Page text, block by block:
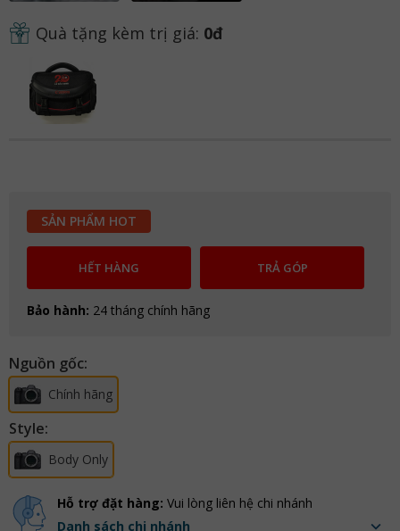
Quà tặng kèm trị giá: 0đ
SẢN PHẨM HOT
HẾT HÀNG TRẢ GÓP
Bảo hành: 24 tháng chính hãng
Nguồn gốc:
Chính hãng
Style:
Body Only
Hỗ trợ đặt hàng: Vui lòng liên hệ chi nhánh
Danh sách chi nhánh